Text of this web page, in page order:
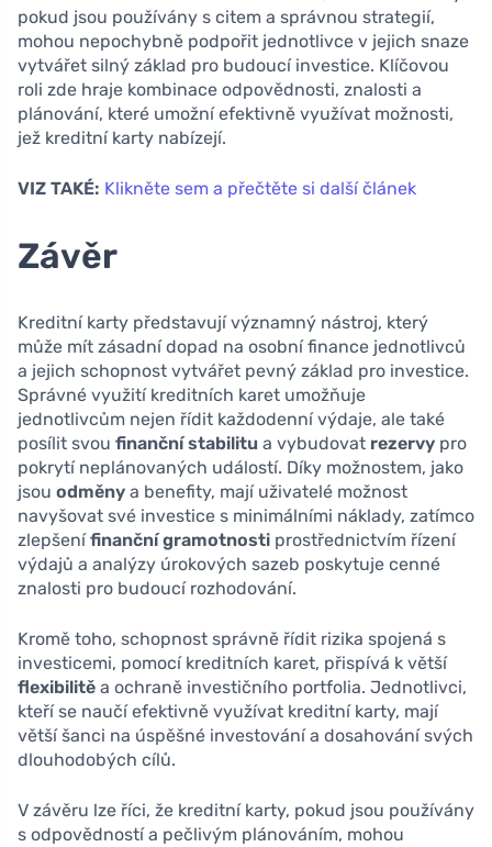
pokud jsou používány s citem a správnou strategií,
mohou nepochybně podpořit jednotlivce v jejich snaze
vytvářet silný základ pro budoucí investice. Klíčovou
roli zde hraje kombinace odpovědnosti, znalosti a
plánování, které umožní efektivně využívat možnosti,
jež kreditní karty nabízejí.
VIZ TAKÉ: Klikněte sem a přečtěte si další článek
Závěr
Kreditní karty představují významný nástroj, který
může mít zásadní dopad na osobní finance jednotlivců
a jejich schopnost vytvářet pevný základ pro investice.
Správné využití kreditních karet umožňuje
jednotlivcům nejen řídit každodenní výdaje, ale také
posílit svou finanční stabilitu a vybudovat rezervy pro
pokrytí neplánovaných událostí. Díky možnostem, jako
jsou odměny a benefity, mají uživatelé možnost
navyšovat své investice s minimálními náklady, zatímco
zlepšenífinanční gramotnosti prostřednictvím řízení
výdajů a analýzy úrokových sazeb poskytuje cenné
znalosti pro budoucí rozhodování.
Kromě toho, schopnost správně řídit rizika spojená s
investicemi, pomocí kreditních karet, přispívá k větší
flexibilitě a ochraně investičního portfolia. Jednotlivci,
kteří se naučí efektivně využívat kreditní karty, mají
větší šanci na úspěšné investování a dosahování svých
dlouhodobých cílů.
V závěru lze říci, že kreditní karty, pokud jsou používány
s odpovědností a pečlivým plánováním, mohou